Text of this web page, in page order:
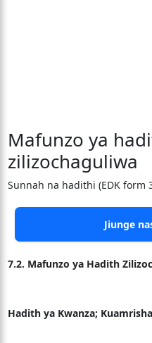
Mafunzo ya
zilizochaguliwa
Sunnah na hadithi (EDK form
Jiunge
7.2. Mafunzo ya Hadith
Hadith ya Kwanza;